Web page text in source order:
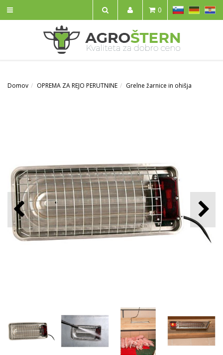
IŠČI
SL HR
0
Domov OPREMA ZA REJO PERUTNINE Grelne žarnice in ohišja